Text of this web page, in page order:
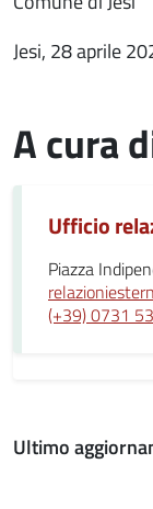
Jesi, 28 aprile
A cura
Ufficio
Piazza
(+39) 0731
Ultimo